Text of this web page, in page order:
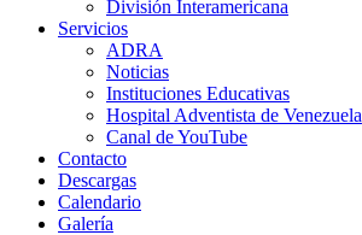
División Interamericana
Servicios
ADRA
Noticias
Instituciones Educativas
Hospital Adventista de Venezuela
Canal de YouTube
Contacto
Descargas
Calendario
Galería